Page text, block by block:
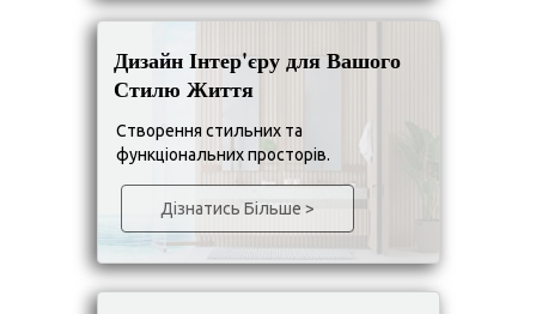
Дізнатись Більше >
Дизайн Інтер'єру для Вашого
Стилю Життя
Створення стильних та
функціональних просторів.